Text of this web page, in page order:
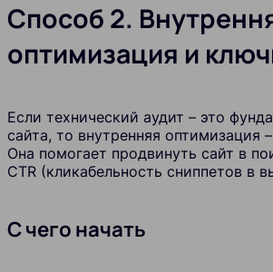
Способ 2.
оптимизация и
Если технический аудит – это
сайта, то внутренняя оптимизация
Она помогает продвинуть сайт в
CTR (кликабельность сниппетов в
С чего начать